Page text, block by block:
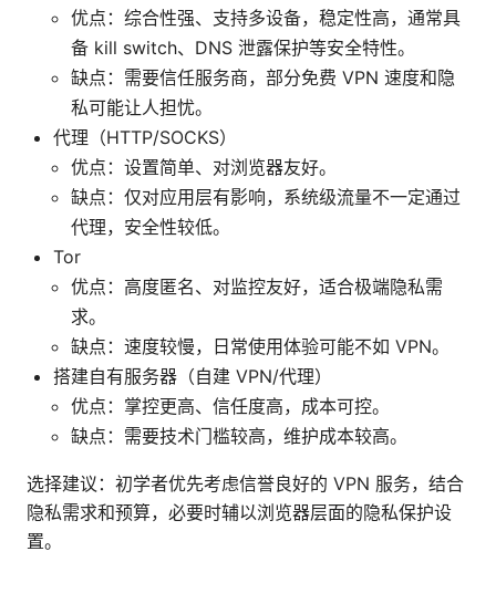
优点：综合性强、支持多设备，稳定性高，通常具
备 kill switch、DNS 泄露保护等安全特性。
缺点：需要信任服务商，部分免费 VPN 速度和隐
私可能让人担忧。
代理（HTTP/SOCKS）
优点：设置简单、对浏览器友好。
缺点：仅对应用层有影响，系统级流量不一定通过
代理，安全性较低。
Tor
优点：高度匿名、对监控友好，适合极端隐私需
求。
缺点：速度较慢，日常使用体验可能不如 VPN。
搭建自有服务器（自建 VPN/代理）
优点：掌控更高、信任度高，成本可控。
缺点：需要技术门槛较高，维护成本较高。
选择建议：初学者优先考虑信誉良好的 VPN 服务，结合
隐私需求和预算，必要时辅以浏览器层面的隐私保护设
置。